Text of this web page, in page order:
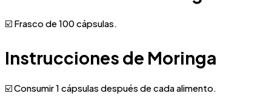
☑️ Frasco de 100 cápsulas.
Instrucciones de Moringa
☑️ Consumir 1 cápsulas después de cada alimento.